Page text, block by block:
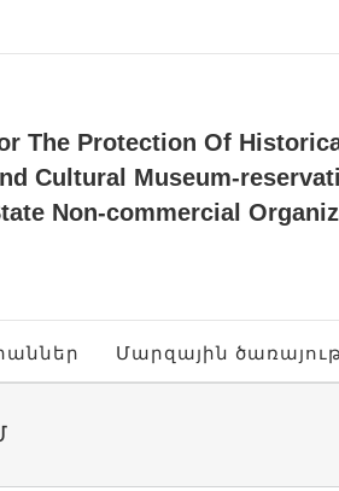
The Protection Of
Cultural Museum-
Non-commercial
Մարզային